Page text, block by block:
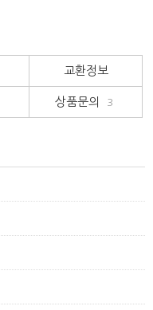
교환정보
상품문의 3